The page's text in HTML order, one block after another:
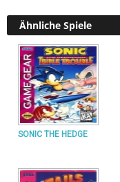
Ähnliche Spiele
SONIC THE HEDGE